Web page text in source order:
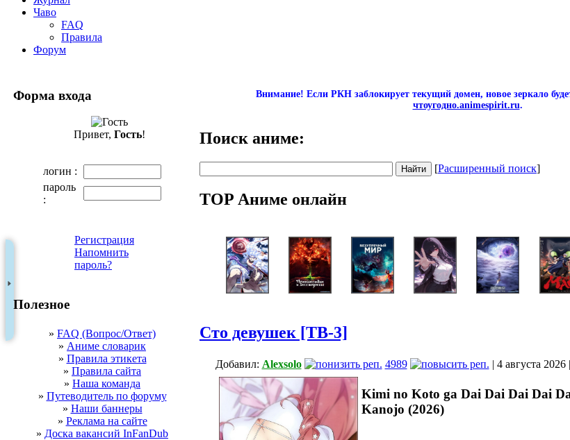
Чаво
FAQ
Правила
Форум
Форма входа
Привет, Гость!
логин :
пароль
:
Регистрация
Напомнить
пароль?
Полезное
» FAQ (Вопрос/Ответ)
» Аниме словарик
» Правила этикета
» Правила сайта
» Наша команда
» Путеводитель по форуму
» Наши баннеры
» Реклама на сайте
» Доска вакансий InFanDub
Внимание! Если РКН заблокирует текущий домен, новое зеркало
чтоугодно.animespirit.ru.
Поиск аниме:
[Расширенный поиск]
TOP Аниме онлайн
Сто девушек [ТВ-3]
Добавил: Alexsolo 4989 | 4 августа
Kimi no Koto ga Dai Dai Dai Dai
Kanojo (2026)